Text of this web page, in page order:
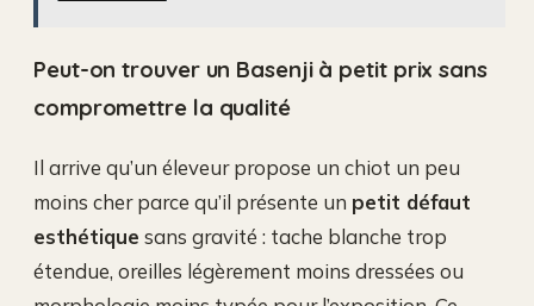
Peut-on trouver un Basenji à petit prix sans
compromettre la qualité
Il arrive qu’un éleveur propose un chiot un peu
moins cher parce qu’il présente un petit défaut
esthétique sans gravité : tache blanche trop
étendue, oreilles légèrement moins dressées ou